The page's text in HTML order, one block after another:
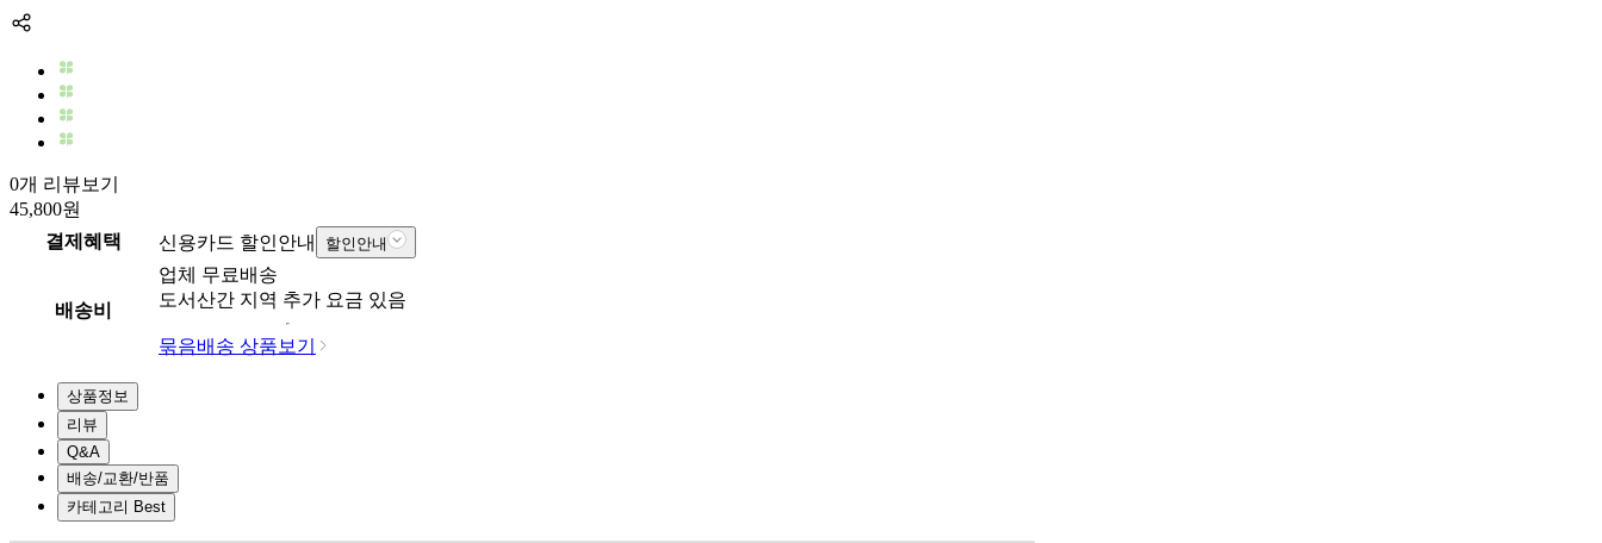
0개 리뷰보기
45,800원
결제혜택
신용카드 할인안내 할인안내
배송비
업체 무료배송
도서산간 지역 추가 요금 있음
묶음배송 상품보기
상품정보
리뷰
Q&A
배송/교환/반품
카테고리 Best